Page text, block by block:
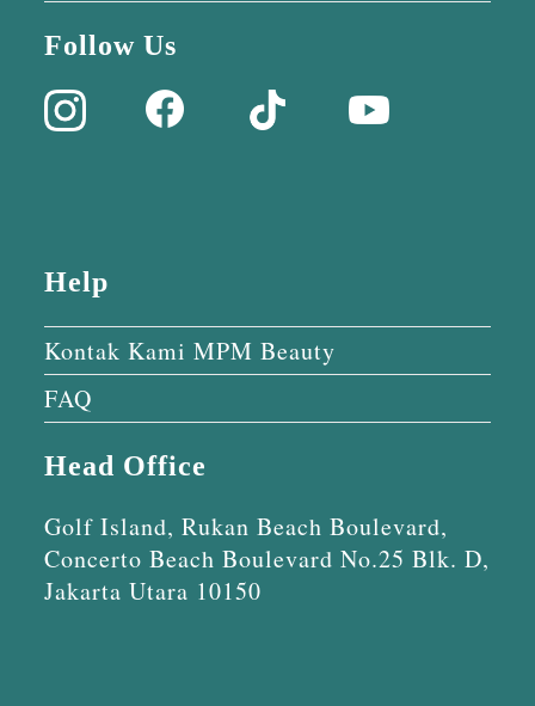
Follow Us
Help
Kontak Kami MPM Beauty
FAQ
Head Office
Golf Island, Rukan Beach Boulevard,
Concerto Beach Boulevard No.25 Blk. D,
Jakarta Utara 10150